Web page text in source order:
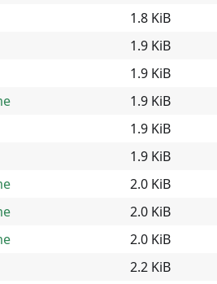
1.8 KiB
1.9 KiB
1.9 KiB
1.9 KiB
1.9 KiB
1.9 KiB
2.0 KiB
2.0 KiB
2.0 KiB
2.2 KiB